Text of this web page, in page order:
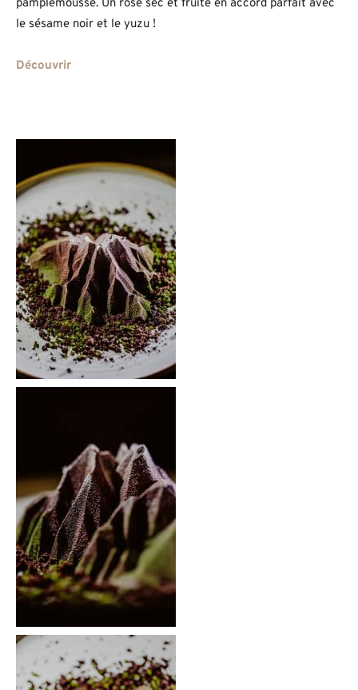
pamplemousse. Un rosé sec et fruité en accord parfait avec
le sésame noir et le yuzu !
Découvrir